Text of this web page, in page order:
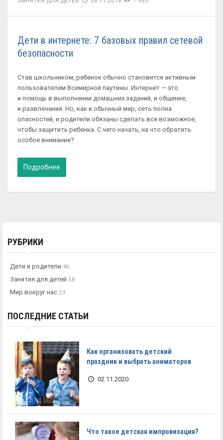
Дети в интернете: 7 базовых правил сетевой
безопасности
Став школьником, ребенок обычно становится активным
пользователем Всемирной паутины. Интернет — это
и помощь в выполнении домашних заданий, и общение,
и развлечения. Но, как и обычный мир, сеть полна
опасностей, и родители обязаны сделать все возможное,
чтобы защитить ребенка. С чего начать, на что обратить
особое внимание?
Подробнее
РУБРИКИ
Дети и родители 46
Занятия для детей 58
Мир вокруг нас 23
ПОСЛЕДНИЕ СТАТЬИ
Как организовать детский
праздник и выбрать аниматоров
02.11.2020
Что такое детская импровизация?